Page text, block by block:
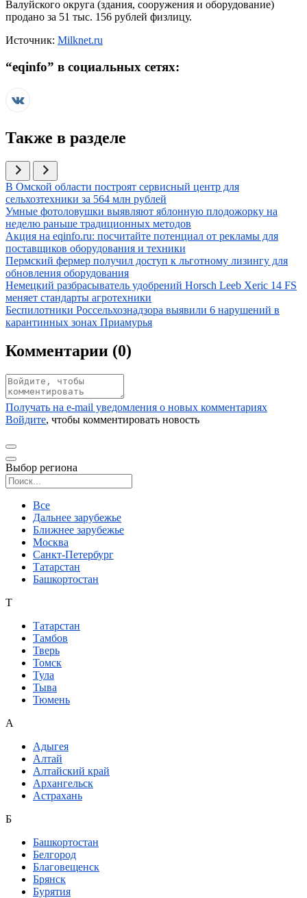
Валуйского округа (здания, сооружения и оборудование)
продано за 51 тыс. 156 рублей физлицу.
Источник: Milknet.ru
“eqinfo” в социальных сетях:
Также в разделе
Иллюстрация новости
В Омской области построят сервисный центр для
сельхозтехники за 564 млн рублей
Иллюстрация новости
Умные фотоловушки выявляют яблонную плодожорку на
неделю раньше традиционных методов
Иллюстрация новости
Акция на eqinfo.ru: посчитайте потенциал от рекламы для
поставщиков оборудования и техники
Иллюстрация новости
Пермский фермер получил доступ к льготному лизингу для
обновления оборудования
Иллюстрация новости
Немецкий разбрасыватель удобрений Horsch Leeb Xeric 14 FS
меняет стандарты агротехники
Иллюстрация новости
Беспилотники Россельхознадзора выявили 6 нарушений в
карантинных зонах Приамурья
Комментарии (0)
Получать на e‑mail уведомления о новых комментариях
Войдите, чтобы комментировать новость
Выбор региона
Все
Дальнее зарубежье
Ближнее зарубежье
Москва
Санкт-Петербург
Татарстан
Башкортостан
Т
Татарстан
Тамбов
Тверь
Томск
Тула
Тыва
Тюмень
А
Адыгея
Алтай
Алтайский край
Архангельск
Астрахань
Б
Башкортостан
Белгород
Благовещенск
Брянск
Бурятия